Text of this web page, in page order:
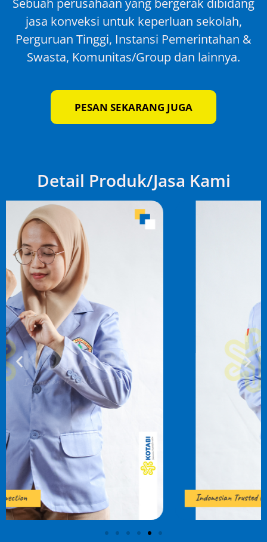
jasa konveksi untuk keperluan sekolah,
Perguruan Tinggi, Instansi Pemerintahan &
Swasta, Komunitas/Group dan lainnya.
PESAN SEKARANG JUGA
Detail Produk/Jasa Kami